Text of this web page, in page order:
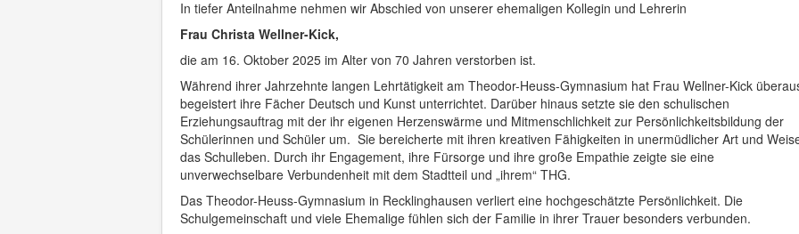
In tiefer Anteilnahme nehmen wir Abschied von unserer ehemaligen Kollegin und Lehrerin
Frau Christa Wellner-Kick,
die am 16. Oktober 2025 im Alter von 70 Jahren verstorben ist.
Während ihrer Jahrzehnte langen Lehrtätigkeit am Theodor-Heuss-Gymnasium hat Frau Wellner-Kick
begeistert ihre Fächer Deutsch und Kunst unterrichtet. Darüber hinaus setzte sie den schulischen
Erziehungsauftrag mit der ihr eigenen Herzenswärme und Mitmenschlichkeit zur Persönlichkeitsbildung der
Schülerinnen und Schüler um. Sie bereicherte mit ihren kreativen Fähigkeiten in unermüdlicher Art und
das Schulleben. Durch ihr Engagement, ihre Fürsorge und ihre große Empathie zeigte sie eine
unverwechselbare Verbundenheit mit dem Stadtteil und „ihrem“ THG.
Das Theodor-Heuss-Gymnasium in Recklinghausen verliert eine hochgeschätzte Persönlichkeit. Die
Schulgemeinschaft und viele Ehemalige fühlen sich der Familie in ihrer Trauer besonders verbunden.